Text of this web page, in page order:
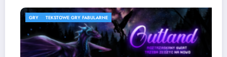
GRY TEKSTOWE GRY FABULARNE